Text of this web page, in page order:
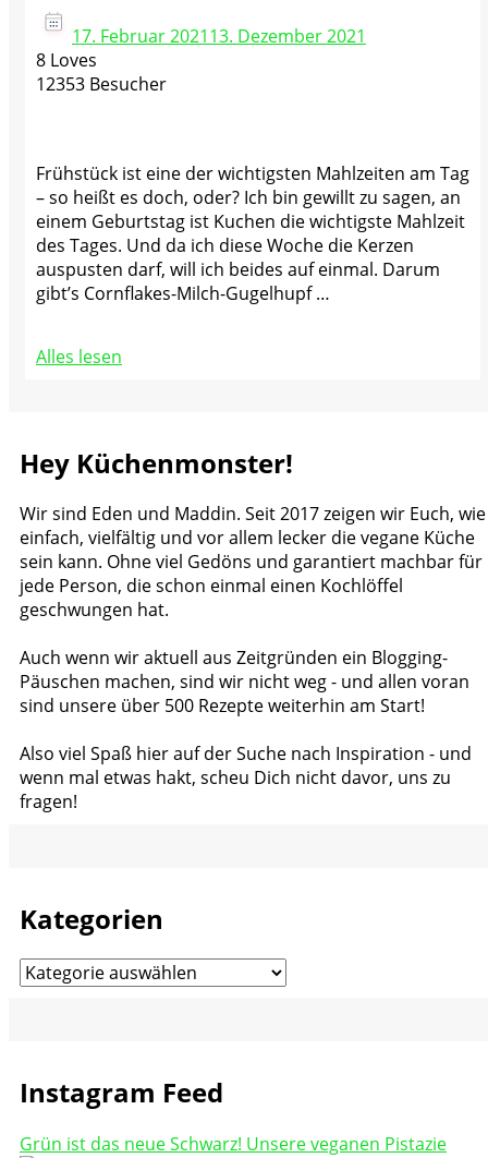
17. Februar 202113. Dezember 2021
8 Loves
12353 Besucher
Frühstück ist eine der wichtigsten Mahlzeiten am Tag
– so heißt es doch, oder? Ich bin gewillt zu sagen, an
einem Geburtstag ist Kuchen die wichtigste Mahlzeit
des Tages. Und da ich diese Woche die Kerzen
auspusten darf, will ich beides auf einmal. Darum
gibt’s Cornflakes-Milch-Gugelhupf …
Alles lesen
Hey Küchenmonster!
Wir sind Eden und Maddin. Seit 2017 zeigen wir Euch, wie
einfach, vielfältig und vor allem lecker die vegane Küche
sein kann. Ohne viel Gedöns und garantiert machbar für
jede Person, die schon einmal einen Kochlöffel
geschwungen hat.
Auch wenn wir aktuell aus Zeitgründen ein Blogging-
Päuschen machen, sind wir nicht weg - und allen voran
sind unsere über 500 Rezepte weiterhin am Start!
Also viel Spaß hier auf der Suche nach Inspiration - und
wenn mal etwas hakt, scheu Dich nicht davor, uns zu
fragen!
Kategorien
Kategorien
Instagram Feed
Grün ist das neue Schwarz! Unsere veganen Pistazie